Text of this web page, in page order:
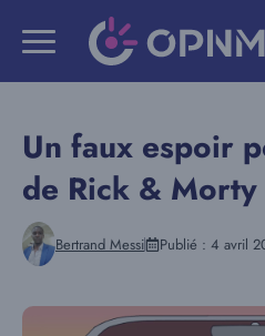
Un faux espoir
de Rick & Morty
Bertrand Messi Publié : 4 avril